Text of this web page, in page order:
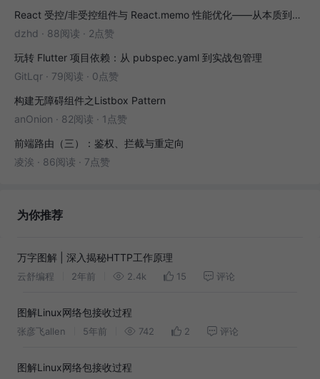
React 受控/非受控组件与 React.memo 性能优化——从本质到实战
dzhd · 88阅读 · 2点赞
玩转 Flutter 项目依赖：从 pubspec.yaml 到实战包管理
GitLqr · 79阅读 · 0点赞
构建无障碍组件之Listbox Pattern
anOnion · 82阅读 · 1点赞
前端路由（三）：鉴权、拦截与重定向
凌涘 · 86阅读 · 7点赞
为你推荐
万字图解 | 深入揭秘HTTP工作原理
云舒编程 2年前 2.4k 15 评论
图解Linux网络包接收过程
张彦飞allen 5年前 742 2 评论
图解Linux网络包接收过程